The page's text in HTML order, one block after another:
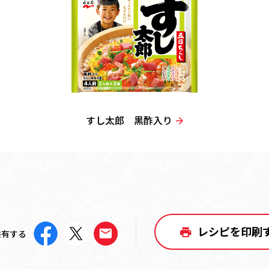
すし太郎 黒酢入り
する レシピを印刷